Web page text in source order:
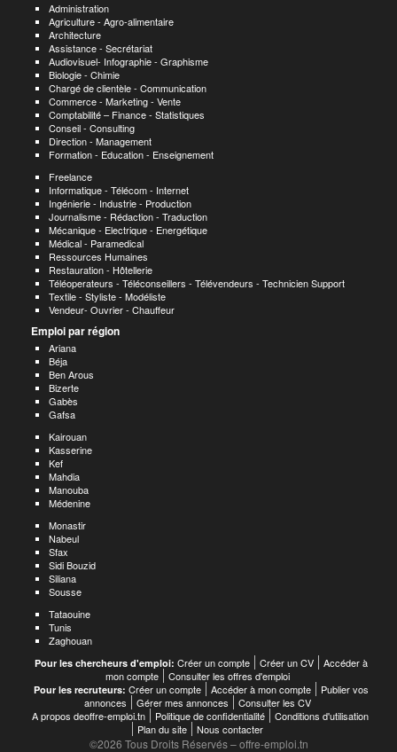
Administration
Agriculture - Agro-alimentaire
Architecture
Assistance - Secrétariat
Audiovisuel- Infographie - Graphisme
Biologie - Chimie
Chargé de clientèle - Communication
Commerce - Marketing - Vente
Comptabilité – Finance - Statistiques
Conseil - Consulting
Direction - Management
Formation - Education - Enseignement
Freelance
Informatique - Télécom - Internet
Ingénierie - Industrie - Production
Journalisme - Rédaction - Traduction
Mécanique - Electrique - Energétique
Médical - Paramedical
Ressources Humaines
Restauration - Hôtellerie
Téléoperateurs - Téléconseillers - Télévendeurs - Technicien Support
Textile - Styliste - Modéliste
Vendeur- Ouvrier - Chauffeur
Emploi par région
Ariana
Béja
Ben Arous
Bizerte
Gabès
Gafsa
Kairouan
Kasserine
Kef
Mahdia
Manouba
Médenine
Monastir
Nabeul
Sfax
Sidi Bouzid
Siliana
Sousse
Tataouine
Tunis
Zaghouan
Pour les chercheurs d'emploi: Créer un compte Créer un CV
Accéder à
mon compte
Consulter les offres d'emploi
Pour les recruteurs: Créer un compte Accéder à mon compte
Publier vos
annonces
Gérer mes annonces
Consulter les CV
A propos deoffre-emploi.tn
Politique de confidentialité
Conditions d'utilisation
Plan du site
Nous contacter
©2026 Tous Droits Réservés – offre-emploi.tn